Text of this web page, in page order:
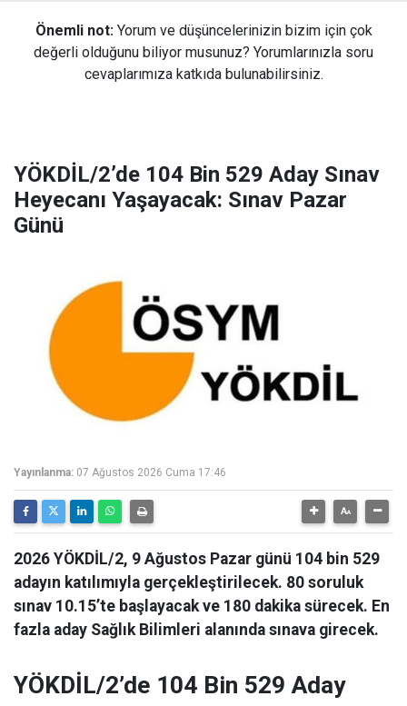
Önemli not: Yorum ve düşüncelerinizin bizim için çok
değerli olduğunu biliyor musunuz? Yorumlarınızla soru
cevaplarımıza katkıda bulunabilirsiniz.
YÖKDİL/2’de 104 Bin 529 Aday Sınav
Heyecanı Yaşayacak: Sınav Pazar
Günü
Yayınlanma: 07 Ağustos 2026 Cuma 17:46
2026 YÖKDİL/2, 9 Ağustos Pazar günü 104 bin 529
adayın katılımıyla gerçekleştirilecek. 80 soruluk
sınav 10.15’te başlayacak ve 180 dakika sürecek. En
fazla aday Sağlık Bilimleri alanında sınava girecek.
YÖKDİL/2’de 104 Bin 529 Aday